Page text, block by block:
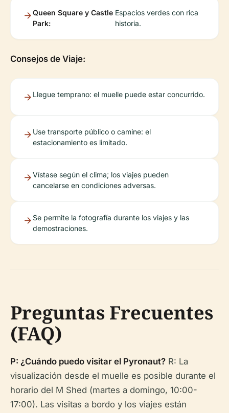
Queen Square y Castle
Park:
Espacios verdes con rica
historia.
Consejos de Viaje:
Llegue temprano: el muelle puede estar concurrido.
Use transporte público o camine: el
estacionamiento es limitado.
Vístase según el clima; los viajes pueden
cancelarse en condiciones adversas.
Se permite la fotografía durante los viajes y las
demostraciones.
Preguntas Frecuentes
(FAQ)
P: ¿Cuándo puedo visitar el Pyronaut? R: La
visualización desde el muelle es posible durante el
horario del M Shed (martes a domingo, 10:00-
17:00). Las visitas a bordo y los viajes están